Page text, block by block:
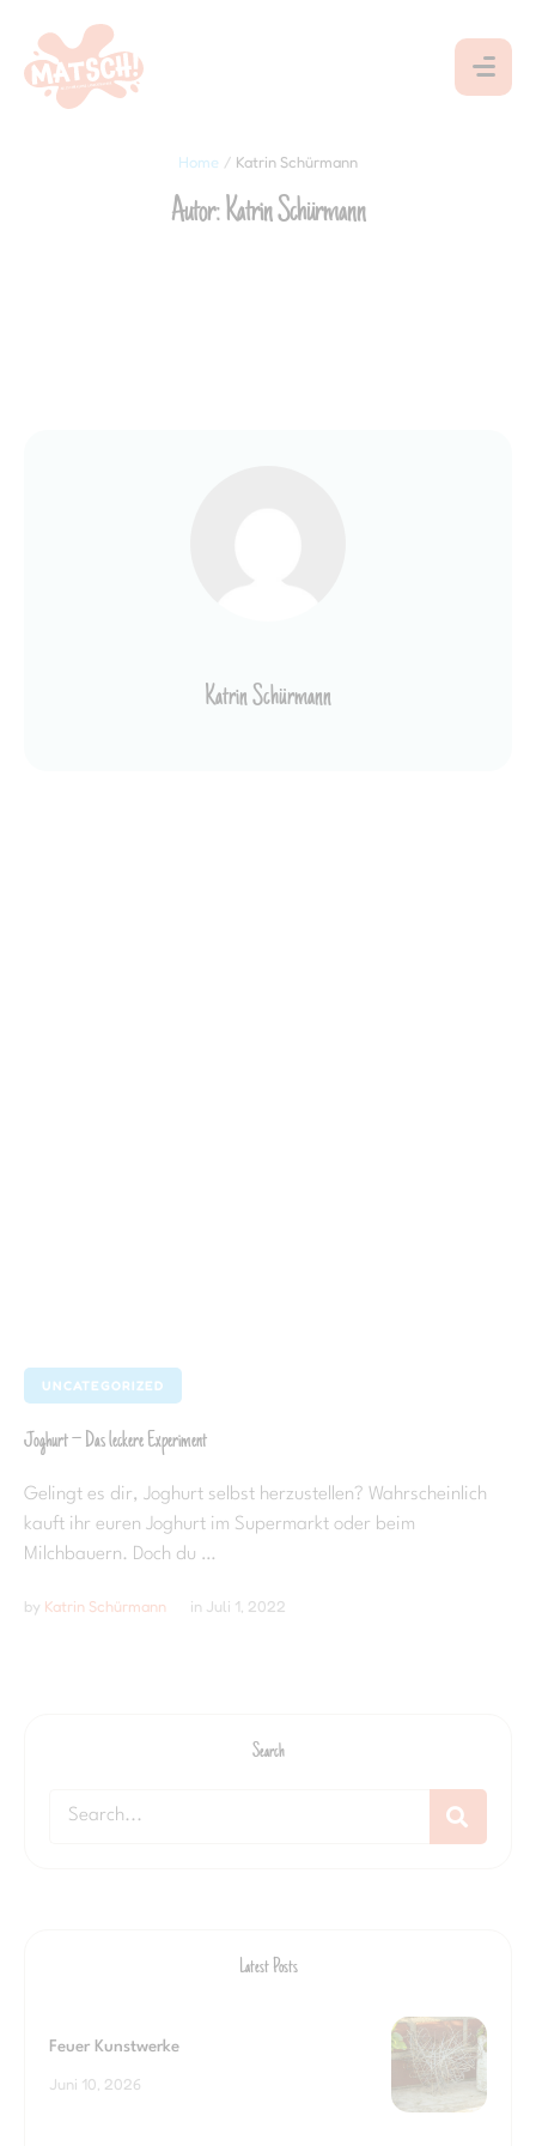
Home / Katrin Schürmann
Autor:Katrin Schürmann
Katrin Schürmann
UNCATEGORIZED
Joghurt – Das leckere Experiment
Gelingt es dir, Joghurt selbst herzustellen? Wahrscheinlich
kauft ihr euren Joghurt im Supermarkt oder beim
Milchbauern. Doch du …
by Katrin Schürmann in Juli 1, 2022
Search
Latest Posts
Feuer Kunstwerke
Juni 10, 2026